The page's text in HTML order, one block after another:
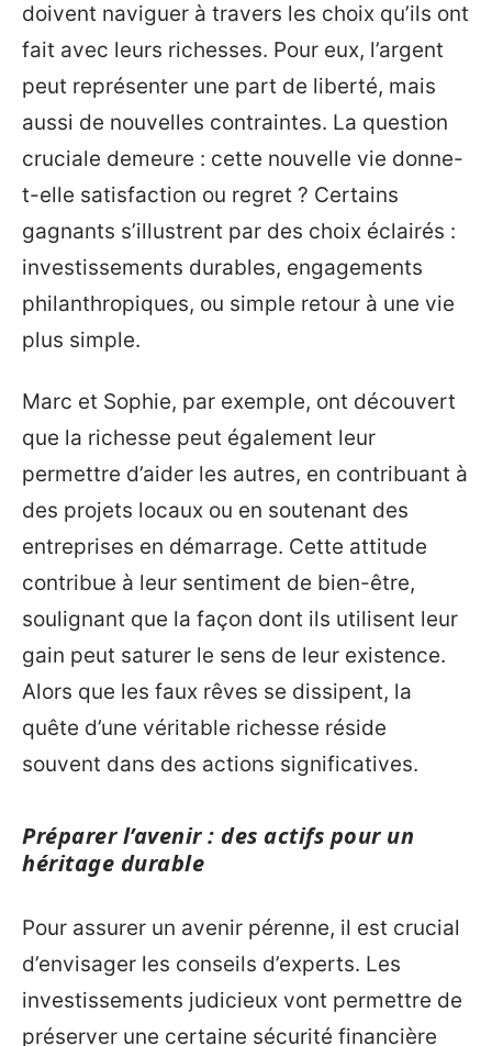
doivent naviguer à travers les choix qu’ils ont
fait avec leurs richesses. Pour eux, l’argent
peut représenter une part de liberté, mais
aussi de nouvelles contraintes. La question
cruciale demeure : cette nouvelle vie donne-
t-elle satisfaction ou regret ? Certains
gagnants s’illustrent par des choix éclairés :
investissements durables, engagements
philanthropiques, ou simple retour à une vie
plus simple.
Marc et Sophie, par exemple, ont découvert
que la richesse peut également leur
permettre d’aider les autres, en contribuant à
des projets locaux ou en soutenant des
entreprises en démarrage. Cette attitude
contribue à leur sentiment de bien-être,
soulignant que la façon dont ils utilisent leur
gain peut saturer le sens de leur existence.
Alors que les faux rêves se dissipent, la
quête d’une véritable richesse réside
souvent dans des actions significatives.
Préparer l’avenir : des actifs pour un
héritage durable
Pour assurer un avenir pérenne, il est crucial
d’envisager les conseils d’experts. Les
investissements judicieux vont permettre de
préserver une certaine sécurité financière